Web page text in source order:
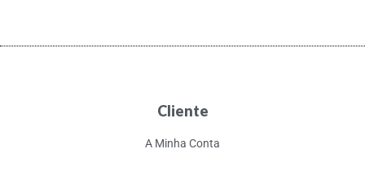
Cliente
A Minha Conta